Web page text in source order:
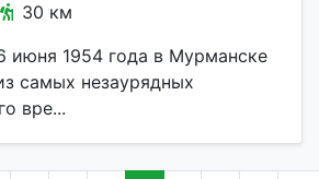
30 км
июня 1954 года в Мурманске
самых незаурядных
вре...